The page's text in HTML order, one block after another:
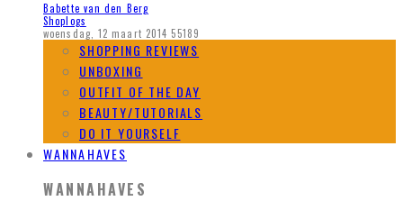
Babette van den Berg
Shoplogs
woensdag, 12 maart 2014 55189
SHOPPING REVIEWS
UNBOXING
OUTFIT OF THE DAY
BEAUTY/TUTORIALS
DO IT YOURSELF
WANNAHAVES
WANNAHAVES